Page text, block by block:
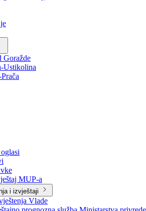
(Grb, zastava)
muzej)
MUP-a